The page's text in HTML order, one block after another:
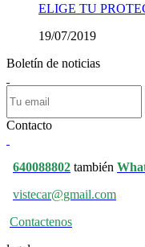
ELIGE TU
19/07/2019
Boletín de noticias
Contacto
640088802 también
vistecar@gmail.com
Contactenos